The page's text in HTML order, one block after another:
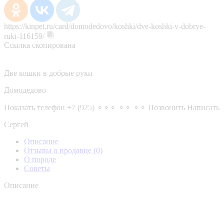
https://kinpet.ru/card/domodedovo/koshki/dve-koshki-v-dobrye-
ruki-116159/
Ссылка скопирована
Две кошки в добрые руки
Домодедово
Показать телефон +7 (925) ⚬⚬⚬ ⚬⚬ ⚬⚬ Позвонить Написать
Сергей
Описание
Отзывы о продавце (0)
О породе
Советы
Описание